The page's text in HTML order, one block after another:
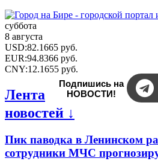
суббота
8 августа
USD:82.1665 руб.
EUR:94.8366 руб.
CNY:12.1655 руб.
Подпишись на
НОВОСТИ!
Лента
новостей ↓
Пик паводка в Ленинском
сотрудники МЧС